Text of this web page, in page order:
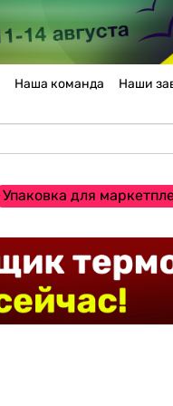
Наша команда Наши
Упаковка для